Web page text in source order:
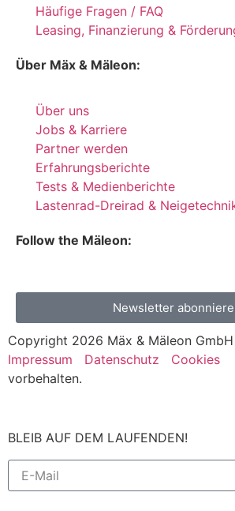
Häufige Fragen / FAQ
Leasing, Finanzierung &
Über Mäx & Mäleon:
Über uns
Jobs & Karriere
Partner werden
Erfahrungsberichte
Tests & Medienberichte
Lastenrad-Dreirad &
Follow the Mäleon:
Newsletter
Copyright 2026 Mäx & Mäleon
Impressum
Datenschutz Cookies
vorbehalten.
BLEIB AUF DEM LAUFENDEN!